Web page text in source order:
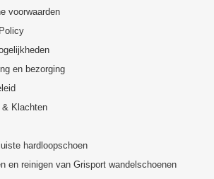
voorwaarden
en bezorging
& Klachten
hardloopschoen
en reinigen van Grisport wandelschoenen